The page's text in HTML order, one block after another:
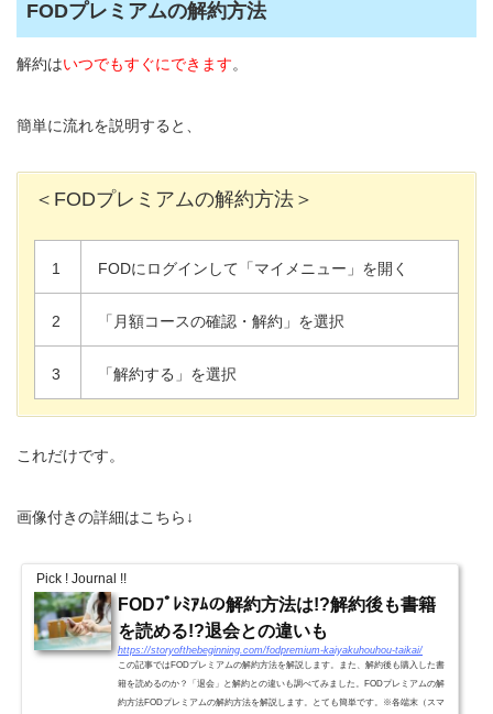
FODプレミアムの解約方法
解約はいつでもすぐにできます。
簡単に流れを説明すると、
＜FODプレミアムの解約方法＞
1 FODにログインして「マイメニュー」を開く
2 「月額コースの確認・解約」を選択
3 「解約する」を選択
これだけです。
画像付きの詳細はこちら↓
Pick ! Journal !!
FODﾌﾟﾚﾐｱﾑの解約方法は!?解約後も書籍
を読める!?退会との違いも
https://storyofthebeginning.com/fodpremium-kaiyakuhouhou-taikai/
この記事ではFODプレミアムの解約方法を解説します。また、解約後も購入した書
籍を読めるのか？「退会」と解約との違いも調べてみました。FODプレミアムの解
約方法FODプレミアムの解約方法を解説します。とても簡単です。※各端末（スマ